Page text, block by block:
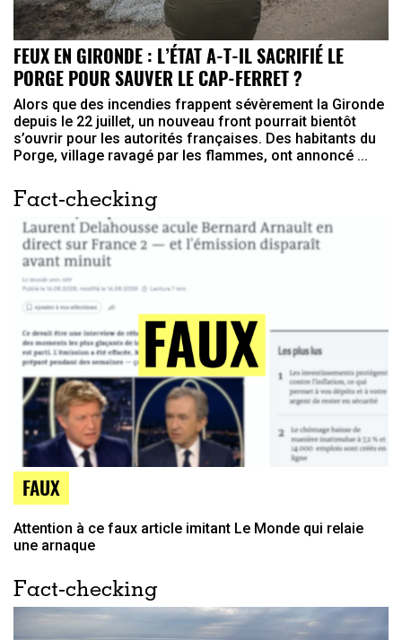
FEUX EN GIRONDE : L’ÉTAT A-T-IL SACRIFIÉ LE
PORGE POUR SAUVER LE CAP-FERRET ?
Alors que des incendies frappent sévèrement la Gironde
depuis le 22 juillet, un nouveau front pourrait bientôt
s’ouvrir pour les autorités françaises. Des habitants du
Porge, village ravagé par les flammes, ont annoncé ...
Fact-checking
FAUX
Attention à ce faux article imitant Le Monde qui relaie
une arnaque
Fact-checking